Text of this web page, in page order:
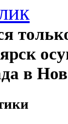
в